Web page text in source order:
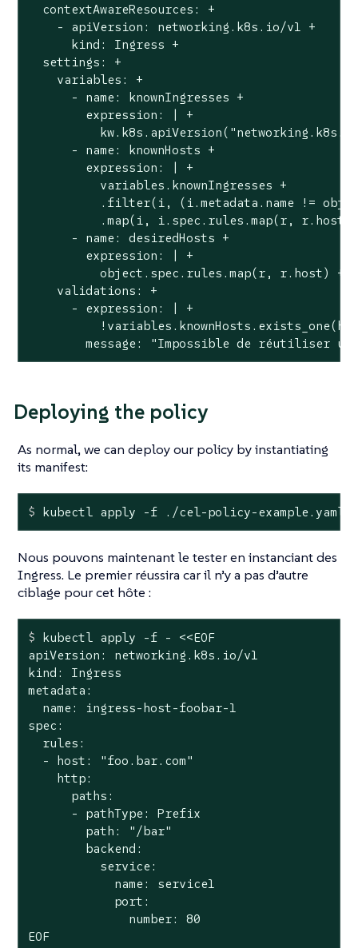
  contextAwareResources: +
    - apiVersion: networking.k8s.io/v1 +
      kind: Ingress +
  settings: +
    variables: +
      - name: knownIngresses +
        expression: | +
      - name: knownHosts +
        expression: | +
          variables.knownIngresses +
.filter(i, (i.metadata.name !=
.map(i, i.spec.rules.map(r,
      - name: desiredHosts +
        expression: | +
          object.spec.rules.map(r, r.host) +
    validations: +
      - expression: | +
message: "Impossible de réutiliser
Deploying the policy
As normal, we can deploy our policy by instantiating
its manifest:
$ kubectl apply -f ./cel-policy-example.yaml
Nous pouvons maintenant le tester en instanciant des
Ingress. Le premier réussira car il n’y a pas d’autre
ciblage pour cet hôte :
$ kubectl apply -f - <<EOF
apiVersion: networking.k8s.io/v1
kind: Ingress
metadata:
  name: ingress-host-foobar-1
spec:
  rules:
  - host: "foo.bar.com"
    http:
      paths:
      - pathType: Prefix
        path: "/bar"
        backend:
          service:
            name: service1
            port:
              number: 80
EOF